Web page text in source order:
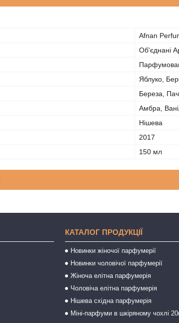
Afnan
Об'єднані
Яблуко,
Береза,
Амбра,
Нішева
2017
150 мл
КАТАЛОГ ПРОДУКЦІЇ
Новинки жіночої парфумерії
Новинки чоловічої парфумерії
Жіноча елітна парфумерія
Чоловіча елітна парфумерія
Нішева східна парфумерія
Міні-парфуми в шкіряному чохлі